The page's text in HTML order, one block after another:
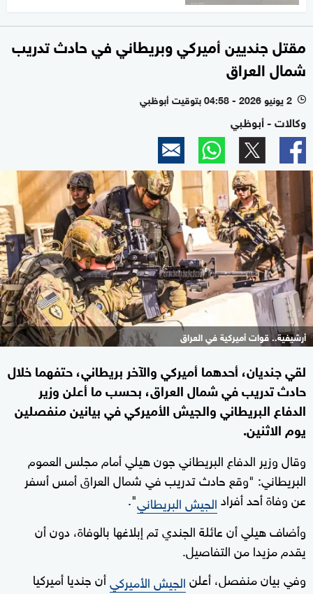
مقتل جنديين أميركي وبريطاني في حادث تدريب
شمال العراق
l 2 يونيو 2026 - 04:58 بتوقيت أبوظبي
وكالات - أبوظبي
أرشيفية.. قوات أميركية في العراق
لقي جنديان، أحدهما أميركي والآخر بريطاني، حتفهما خلال
حادث تدريب في شمال العراق، بحسب ما أعلن وزير
الدفاع البريطاني والجيش الأميركي في بيانين منفصلين
يوم الاثنين.
وقال وزير الدفاع البريطاني جون هيلي أمام مجلس العموم
البريطاني: "وقع حادث تدريب في شمال العراق أمس أسفر
عن وفاة أحد أفرادالجيش البريطاني".
وأضاف هيلي أن عائلة الجندي تم إبلاغها بالوفاة، دون أن
يقدم مزيدا من التفاصيل.
وفي بيان منفصل، أعلنالجيش الأميركيأن جنديا أميركيا